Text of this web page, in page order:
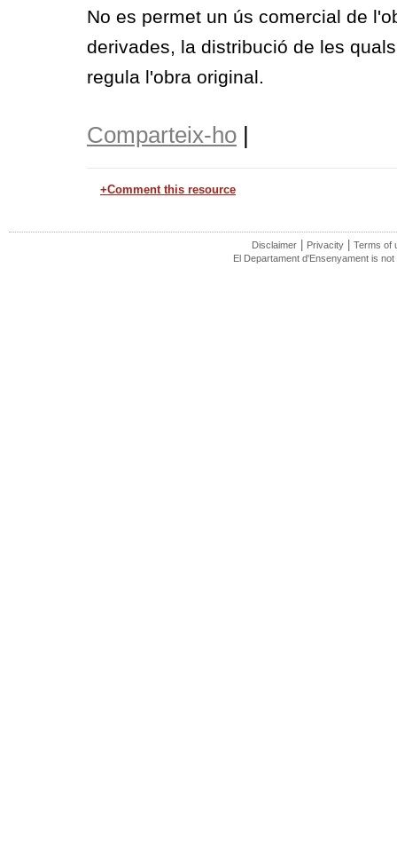
No es permet un ús comercial de
derivades, la distribució de les
regula l'obra original.
Comparteix-ho |
+Comment this resource
Disclaimer | Privacity | Terms of
El Departament d'Ensenyament is